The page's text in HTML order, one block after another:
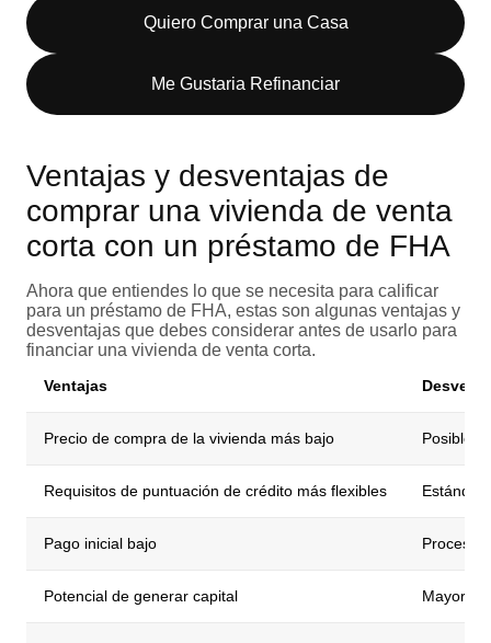
Quiero Comprar una Casa
Me Gustaria Refinanciar
Ventajas y desventajas de
comprar una vivienda de venta
corta con un préstamo de FHA
Ahora que entiendes lo que se necesita para calificar
para un préstamo de FHA, estas son algunas ventajas y
desventajas que debes considerar antes de usarlo para
financiar una vivienda de venta corta.
Ventajas
Precio de compra de la vivienda más bajo Posibles
Requisitos de puntuación de crédito más flexibles
Pago inicial bajo Proceso
Potencial de generar capital Mayor